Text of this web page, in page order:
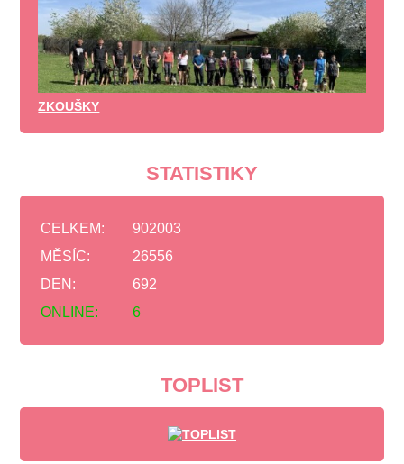
ZKOUŠKY
STATISTIKY
ONLINE: 6
CELKEM:
902003
MĚSÍC:
26556
DEN:
692
TOPLIST